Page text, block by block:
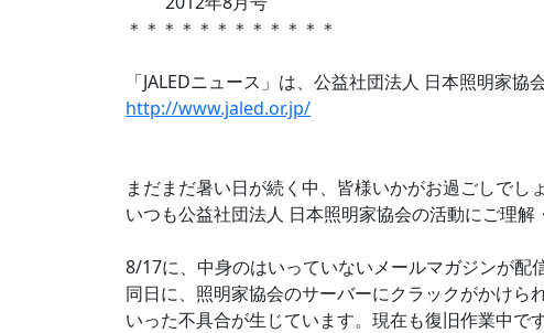
＊＊＊＊＊＊＊＊＊＊＊＊
「JALEDニュース」は、公益社団法人 日本照明家協
http://www.jaled.or.jp/
まだまだ暑い日が続く中、皆様いかがお過ごしでし
いつも公益社団法人 日本照明家協会の活動にご理解
8/17に、中身のはいっていないメールマガジンが配
同日に、照明家協会のサーバーにクラックがかけ
いった不具合が生じています。現在も復旧作業中